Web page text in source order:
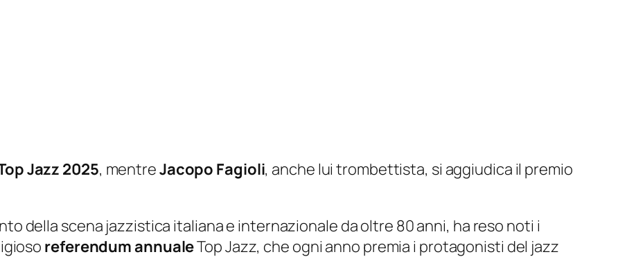
Jazz 2025, mentreJacopo Fagioli, anche lui trombettista, si aggiudica il premio
della scena jazzistica italiana e internazionale da oltre 80 anni, ha reso noti i
referendumannualeTop Jazz, che ogni anno premia i protagonisti del jazz